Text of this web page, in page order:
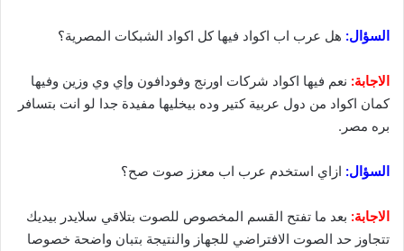
السؤال: هل عرب اب اكواد فيها كل اكواد الشبكات المصرية؟
الاجابة: نعم فيها اكواد شركات اورنج وفودافون وإي وي وزين وفيها
كمان اكواد من دول عربية كتير وده بيخليها مفيدة جدا لو انت بتسافر
بره مصر.
السؤال: ازاي استخدم عرب اب معزز صوت صح؟
الاجابة: بعد ما تفتح القسم المخصوص للصوت بتلاقي سلايدر بيديك
تتجاوز حد الصوت الافتراضي للجهاز والنتيجة بتبان واضحة خصوصا